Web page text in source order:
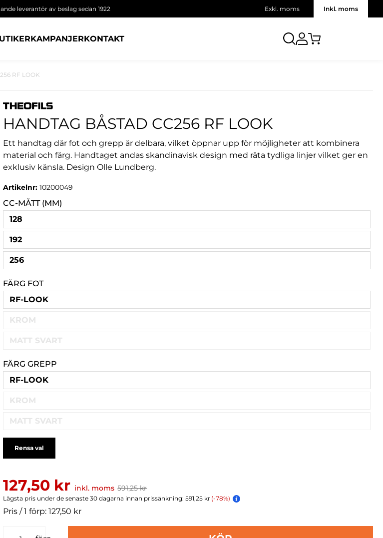
leverantör av beslag sedan 1922 Exkl. moms Inkl. moms
KAMPANJERKONTAKT
RF LOOK
HANDTAG BÅSTAD CC256 RF LOOK
Ett handtag där fot och grepp är delbara, vilket öppnar upp för möjligheter att kombinera
material och färg. Handtaget andas skandinavisk design med räta tydliga linjer vilket ger en
exklusiv känsla. Design Olle Lundberg.
Artikelnr:10200049
CC-MÅTT (MM)
128
192
256
FÄRG FOT
RF-LOOK
KROM
MATT SVART
FÄRG GREPP
RF-LOOK
KROM
MATT SVART
Rensa val
127,50 kr inkl. moms 591,25 kr
Lägsta pris under de senaste 30 dagarna innan prissänkning: 591,25 kr (-78%)
Pris / 1 förp: 127,50 kr